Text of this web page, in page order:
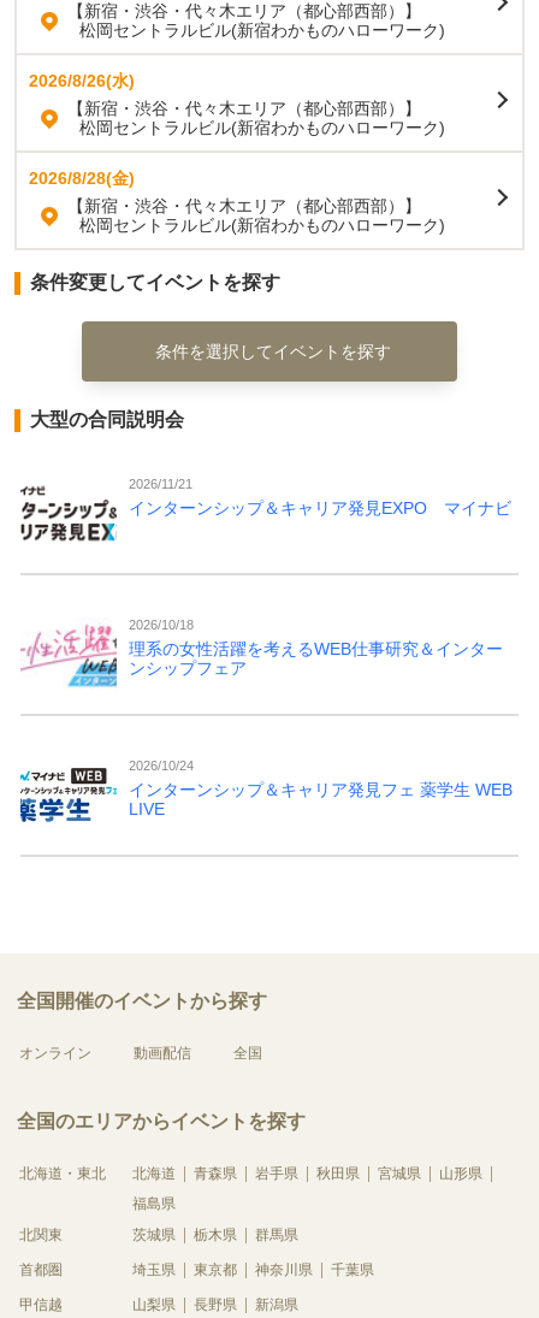
【新宿・渋谷・代々木エリア（都心部西部）】
松岡セントラルビル(新宿わかものハローワーク)
2026/8/26(水)
【新宿・渋谷・代々木エリア（都心部西部）】
松岡セントラルビル(新宿わかものハローワーク)
2026/8/28(金)
【新宿・渋谷・代々木エリア（都心部西部）】
松岡セントラルビル(新宿わかものハローワーク)
条件変更してイベントを探す
条件を選択してイベントを探す
大型の合同説明会
2026/11/21
インターンシップ＆キャリア発見EXPO マイナビ
2026/10/18
理系の女性活躍を考えるWEB仕事研究＆インター
ンシップフェア
2026/10/24
インターンシップ＆キャリア発見フェ 薬学生 WEB
LIVE
全国開催のイベントから探す
オンライン 動画配信 全国
全国のエリアからイベントを探す
北海道・東北 北海道 青森県 岩手県 秋田県 宮城県
山形県
福島県
北関東
茨城県 栃木県 群馬県
首都圏 埼玉県 東京都 神奈川県 千葉県
甲信越 山梨県 長野県 新潟県